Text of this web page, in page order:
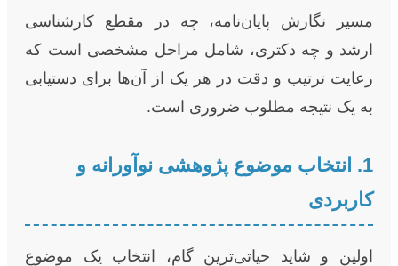
مسیر نگارش پایان‌نامه، چه در مقطع کارشناسی
ارشد و چه دکتری، شامل مراحل مشخصی است که
رعایت ترتیب و دقت در هر یک از آن‌ها برای دستیابی
به یک نتیجه مطلوب ضروری است.
1. انتخاب موضوع پژوهشی نوآورانه و
کاربردی
اولین و شاید حیاتی‌ترین گام، انتخاب یک موضوع